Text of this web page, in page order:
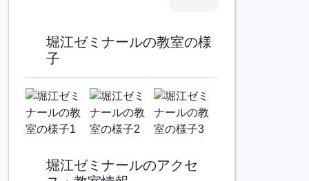
堀江ゼミナールの教室の様
子
堀江ゼミナールのアクセ